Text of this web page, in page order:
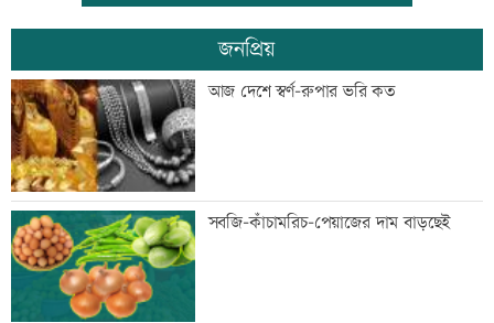
জিয়াউর রহমান দেশে প্রথম সবুজ বিপ্লবের
ডাক দিয়েছিলেন: পরিবেশমন্ত্রী
প্রথম শ্রেণিতে ভর্তি লটারিতে
জনপ্রিয়
আজ দেশে স্বর্ণ-রুপার ভরি কত
সবজি-কাঁচামরিচ-পেয়াজের দাম বাড়ছেই